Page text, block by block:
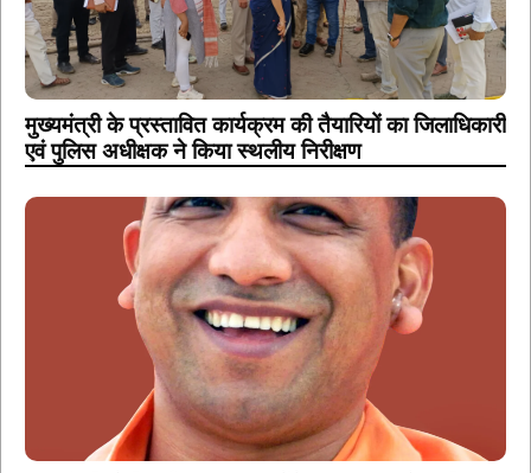
मुख्यमंत्री के प्रस्तावित कार्यक्रम की तैयारियों का जिलाधिकारी
एवं पुलिस अधीक्षक ने किया स्थलीय निरीक्षण